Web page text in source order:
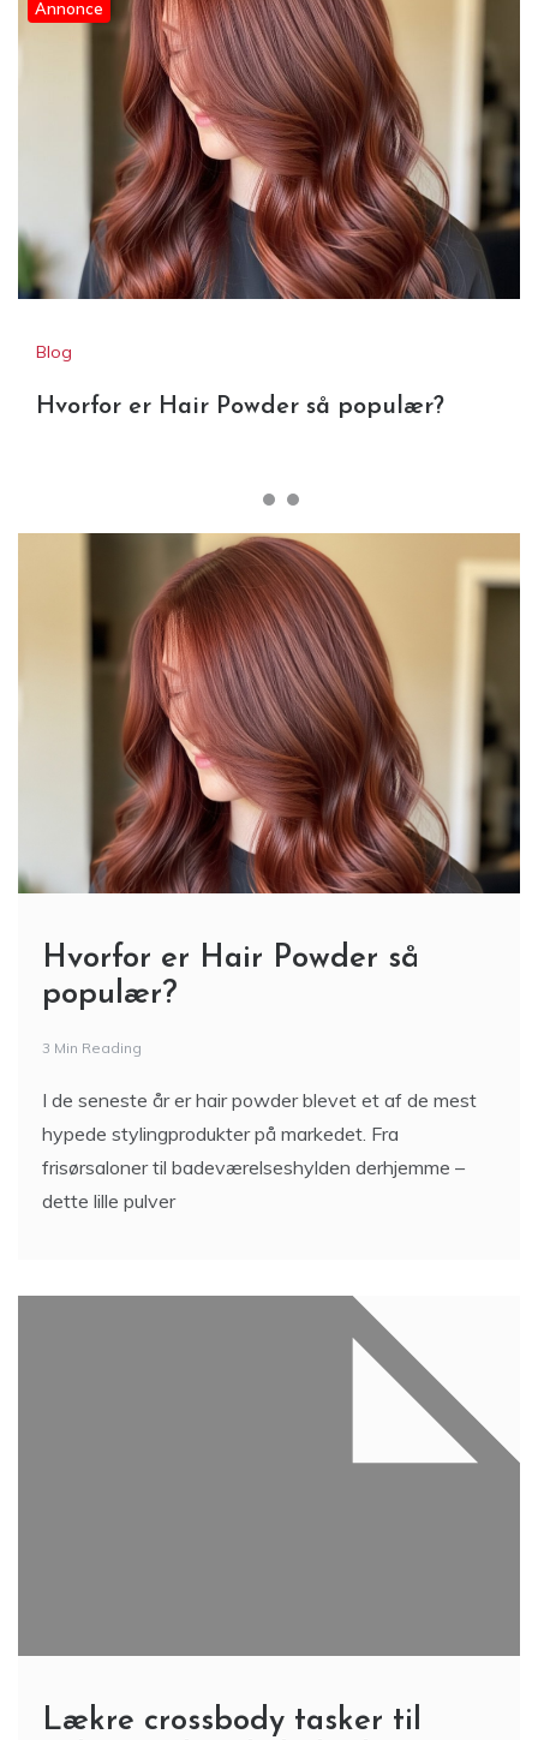
Hvorfor er Hair Powder så
Annonce
Blog
Hvorfor er Hair Powder så populær?
Hvorfor er Hair Powder så
populær?
3 Min Reading
I de seneste år er hair powder blevet et af de mest
hypede stylingprodukter på markedet. Fra
frisørsaloner til badeværelseshylden derhjemme –
dette lille pulver
Lækre crossbody tasker til